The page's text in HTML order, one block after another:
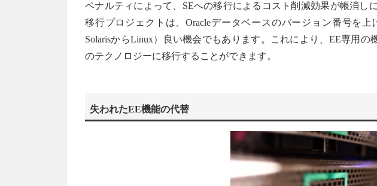
ペナルティによって、SEへの移行によるコスト削減効果が帳消し
移行プロジェクトは、Oracleデータベースのバージョン番号を上
SolarisからLinux）良い機会でもあります。これにより、EE専用
のテクノロジーに移行することができます。
失われたEE機能の代替